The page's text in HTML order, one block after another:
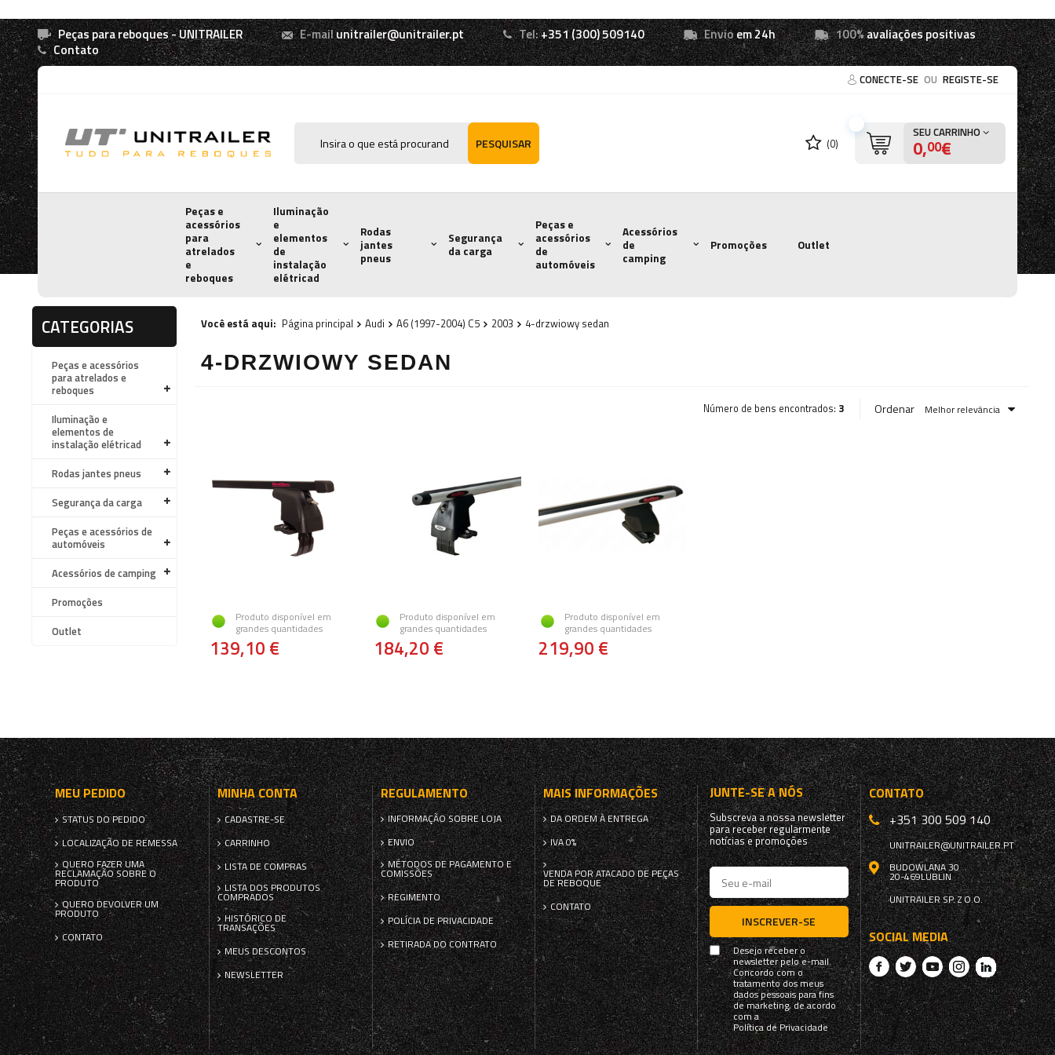
Peças para reboques - UNITRAILER E-mailunitrailer@unitrailer.pt Tel:+351 (300) 509140 Envioem 24h 100%avaliações positivas
Contato
CONECTE-SE OU REGISTE-SE
PESQUISAR (0)
SEU CARRINHO
0,00€
Peças e
acessórios
para
atrelados
e
reboques
Iluminação
e
elementos
de
instalação
elétricad
Rodas
jantes
pneus
Segurança
da carga
Peças e
acessórios
de
automóveis
Acessórios
de
camping
Promoções Outlet
CATEGORIAS
Peças e acessórios
para atrelados e
reboques
Iluminação e
elementos de
instalação elétricad
Rodas jantes pneus
Segurança da carga
Peças e acessórios de
automóveis
Acessórios de camping
Promoções
Outlet
Você está aqui: Página principal Audi A6 (1997-2004) C5 2003 4-drzwiowy sedan
4-DRZWIOWY SEDAN
Número de bens encontrados: 3 Ordenar Melhor relevância
Produto disponível em
grandes quantidades
139,10 €
Produto disponível em
grandes quantidades
184,20 €
Produto disponível em
grandes quantidades
219,90 €
MEU PEDIDO
STATUS DO PEDIDO
LOCALIZAÇÃO DE REMESSA
QUERO FAZER UMA
RECLAMAÇÃO SOBRE O
PRODUTO
QUERO DEVOLVER UM
PRODUTO
CONTATO
MINHA CONTA
CADASTRE-SE
CARRINHO
LISTA DE COMPRAS
LISTA DOS PRODUTOS
COMPRADOS
HISTÓRICO DE
TRANSAÇÕES
MEUS DESCONTOS
NEWSLETTER
REGULAMENTO
INFORMAÇÃO SOBRE LOJA
ENVIO
MÉTODOS DE PAGAMENTO E
COMISSÕES
REGIMENTO
POLÍCIA DE PRIVACIDADE
RETIRADA DO CONTRATO
MAIS INFORMAÇÕES
DA ORDEM À ENTREGA
IVA 0%
VENDA POR ATACADO DE PEÇAS
DE REBOQUE
CONTATO
JUNTE-SE A NÓS
Subscreva a nossa newsletter
para receber regularmente
notícias e promoções
INSCREVER-SE
Desejo receber o
newsletter pelo e-mail.
Concordo com o
tratamento dos meus
dados pessoais para fins
de marketing, de acordo
com a
Política de Privacidade
CONTATO
+351 300 509 140
UNITRAILER@UNITRAILER.PT
BUDOWLANA 30
20-469LUBLIN
UNITRAILER SP. Z O.O.
SOCIAL MEDIA